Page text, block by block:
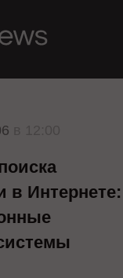
Интернете: